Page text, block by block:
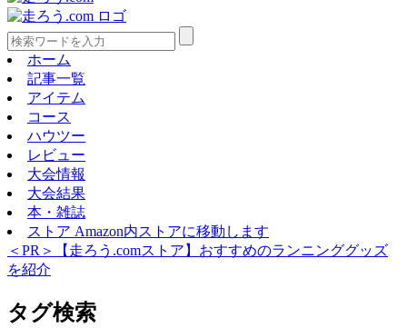
ホーム
記事一覧
アイテム
コース
ハウツー
レビュー
大会情報
大会結果
本・雑誌
ストア Amazon内ストアに移動します
＜PR＞【走ろう.comストア】おすすめのランニンググッズ
を紹介
タグ検索